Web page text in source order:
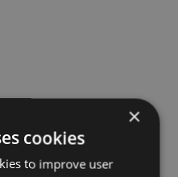
×
cookies
to improve user